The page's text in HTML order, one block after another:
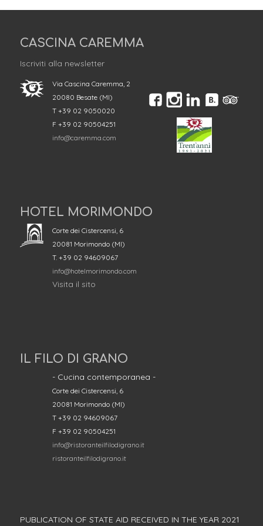
CASCINA CAREMMA
Iscriviti alla newsletter
Via Cascina Caremma, 2
20080 Besate (MI)
T +39 02 9050020
F +39 02 90504251
info@caremma.com
HOTEL MORIMONDO
Corte dei Cistercensi, 6
20081 Morimondo (MI)
T. +39 02 94609067
info@hotelmorimondo.com
Visita il sito
IL FILO DI GRANO
- Cucina contemporanea -
Corte dei Cistercensi, 6
20081 Morimondo (MI)
T +39 02 94609067
F +39 02 90504251
info@ristoranteilfilodigrano.it
ristoranteilfilodigrano.it
PUBLICATION OF STATE AID RECEIVED IN THE YEAR 2021